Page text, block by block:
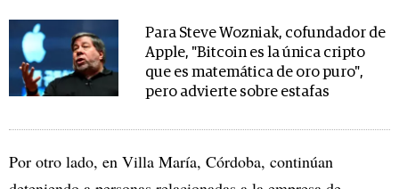
Para Steve Wozniak, cofundador de
Apple, "Bitcoin es la única cripto
que es matemática de oro puro",
pero advierte sobre estafas
Por otro lado, en Villa María, Córdoba, continúan